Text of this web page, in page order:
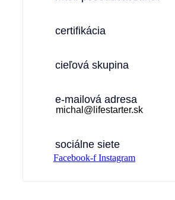
certifikácia
cieľová skupina
e-mailová adresa
michal@lifestarter.sk
sociálne siete
Facebook-f Instagram